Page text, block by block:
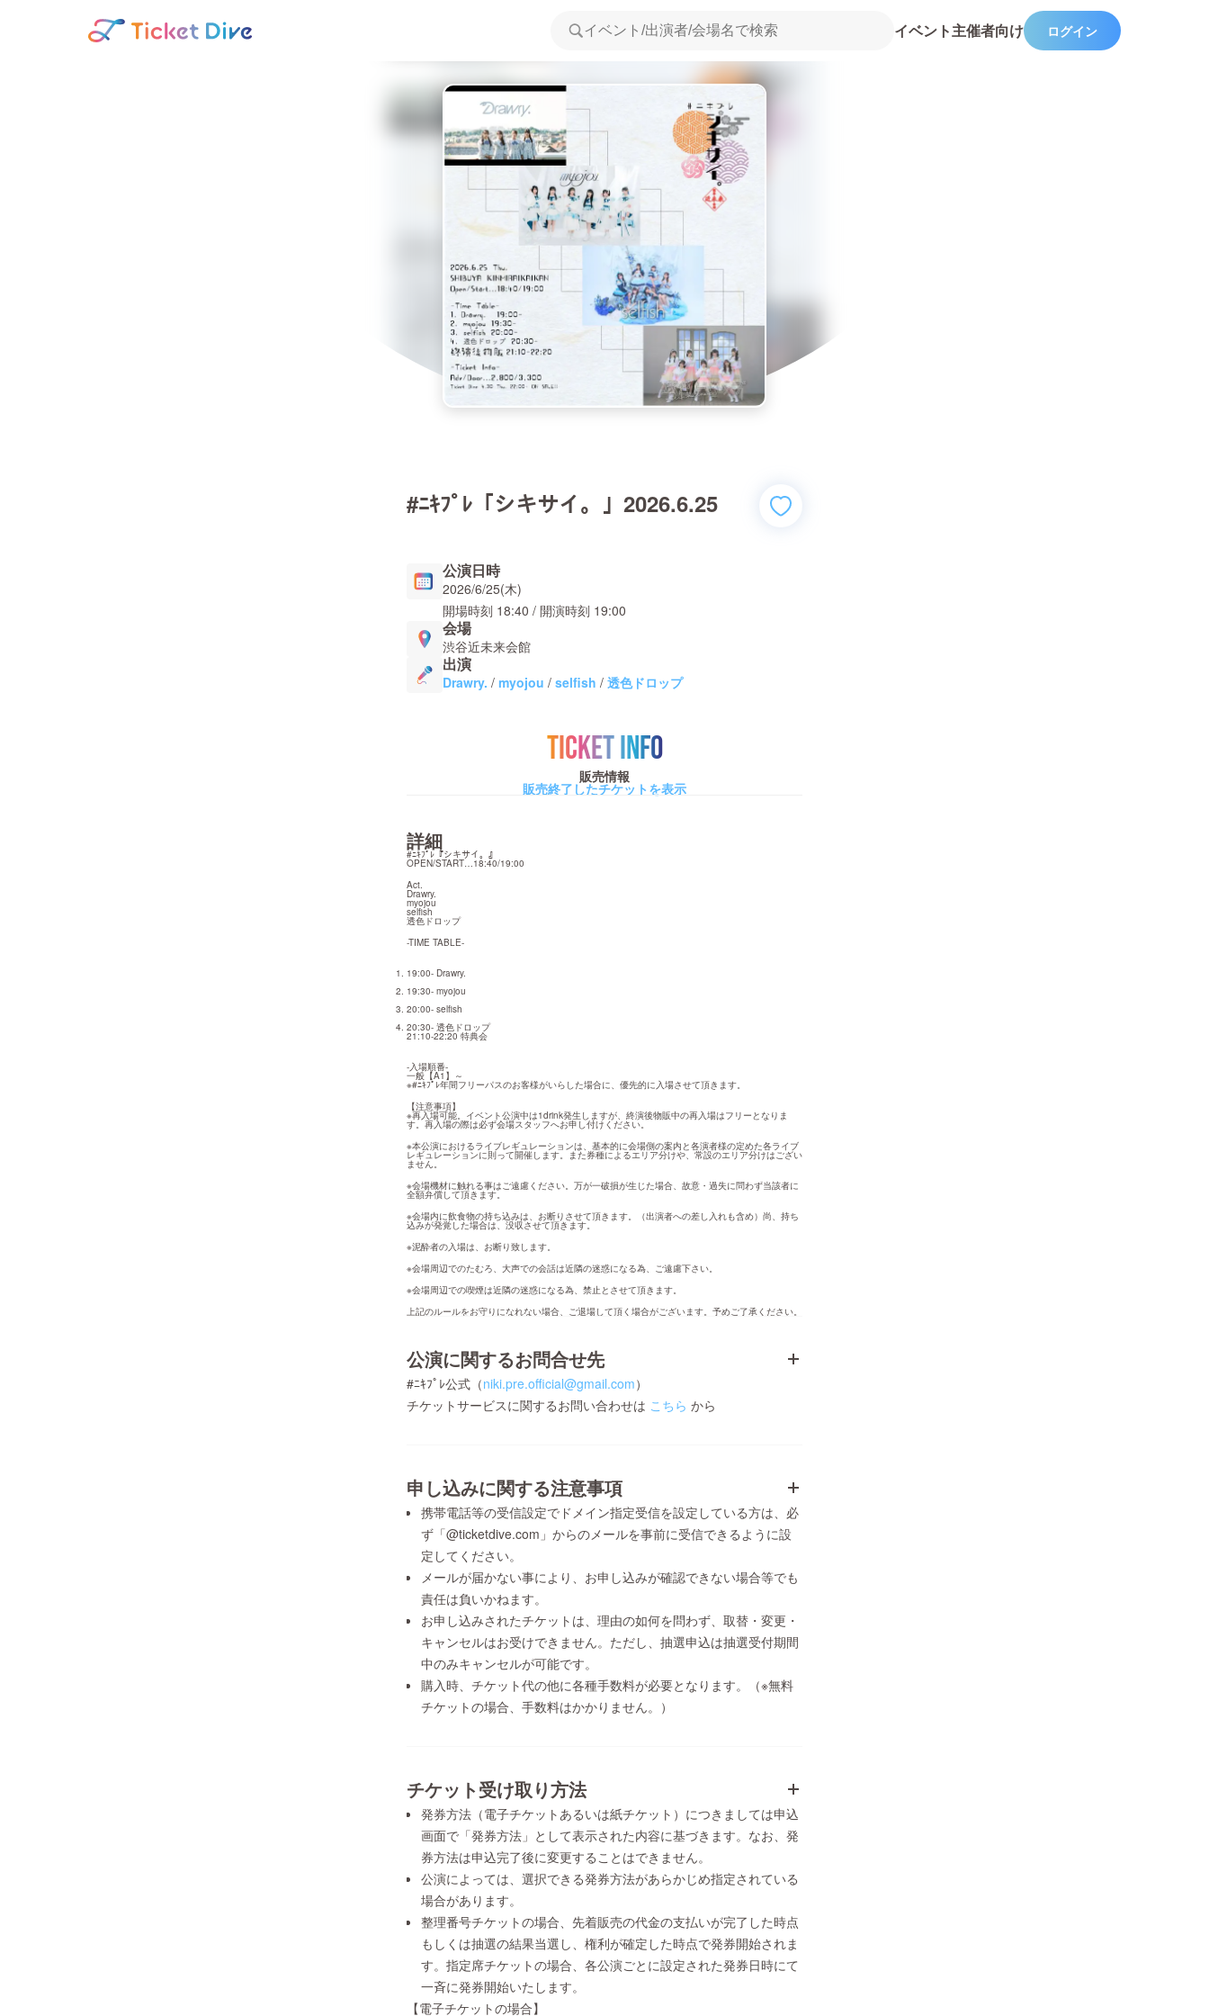
イベント主催者向け ログイン
#ﾆｷﾌﾟﾚ「シキサイ。」2026.6.25
公演日時
2026/6/25(木)
開場時刻 18:40 / 開演時刻 19:00
会場
渋谷近未来会館
出演
Drawry. / myojou / selfish / 透色ドロップ
TICKET INFO
販売情報
販売終了したチケットを表示
詳細
#ﾆｷﾌﾟﾚ『シキサイ。』
OPEN/START…18:40/19:00
Act.
Drawry.
myojou
selfish
透色ドロップ
-TIME TABLE-
19:00- Drawry.
19:30- myojou
20:00- selfish
20:30- 透色ドロップ
21:10-22:20 特典会
-入場順番-
一般【A1】～
※#ﾆｷﾌﾟﾚ年間フリーパスのお客様がいらした場合に、優先的に入場させて頂きます。
【注意事項】
※再入場可能。イベント公演中は1drink発生しますが、終演後物販中の再入場はフリーとなりま
す。再入場の際は必ず会場スタッフへお申し付けください。
※本公演におけるライブレギュレーションは、基本的に会場側の案内と各演者様の定めた各ライブ
レギュレーションに則って開催します。また券種によるエリア分けや、常設のエリア分けはござい
ません。
※会場機材に触れる事はご遠慮ください。万が一破損が生じた場合、故意・過失に問わず当該者に
全額弁償して頂きます。
※会場内に飲食物の持ち込みは、お断りさせて頂きます。（出演者への差し入れも含め）尚、持ち
込みが発覚した場合は、没収させて頂きます。
※泥酔者の入場は、お断り致します。
※会場周辺でのたむろ、大声での会話は近隣の迷惑になる為、ご遠慮下さい。
※会場周辺での喫煙は近隣の迷惑になる為、禁止とさせて頂きます。
上記のルールをお守りになれない場合、ご退場して頂く場合がございます。予めご了承ください。
公演に関するお問合せ先
#ﾆｷﾌﾟﾚ公式（niki.pre.official@gmail.com）
チケットサービスに関するお問い合わせは こちら から
申し込みに関する注意事項
携帯電話等の受信設定でドメイン指定受信を設定している方は、必
ず「@ticketdive.com」からのメールを事前に受信できるように設
定してください。
メールが届かない事により、お申し込みが確認できない場合等でも
責任は負いかねます。
お申し込みされたチケットは、理由の如何を問わず、取替・変更・
キャンセルはお受けできません。ただし、抽選申込は抽選受付期間
中のみキャンセルが可能です。
購入時、チケット代の他に各種手数料が必要となります。（※無料
チケットの場合、手数料はかかりません。）
チケット受け取り方法
発券方法（電子チケットあるいは紙チケット）につきましては申込
画面で「発券方法」として表示された内容に基づきます。なお、発
券方法は申込完了後に変更することはできません。
公演によっては、選択できる発券方法があらかじめ指定されている
場合があります。
整理番号チケットの場合、先着販売の代金の支払いが完了した時点
もしくは抽選の結果当選し、権利が確定した時点で発券開始されま
す。指定席チケットの場合、各公演ごとに設定された発券日時にて
一斉に発券開始いたします。
【電子チケットの場合】